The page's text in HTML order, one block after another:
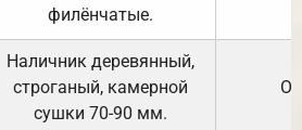
филёнчатые.
Наличник деревянный,
строганый, камерной
сушки 70-90 мм.